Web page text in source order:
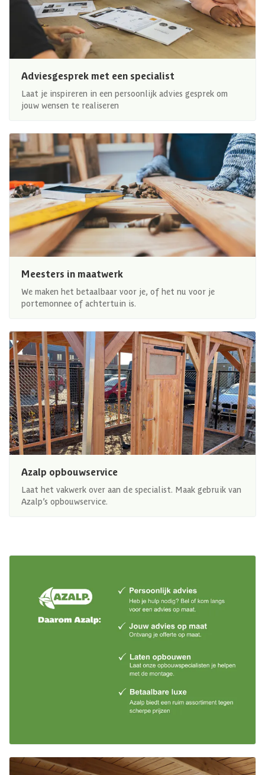
Adviesgesprek met een specialist
Laat je inspireren in een persoonlijk advies gesprek om
jouw wensen te realiseren
Meesters in maatwerk
We maken het betaalbaar voor je, of het nu voor je
portemonnee of achtertuin is.
Azalp opbouwservice
Laat het vakwerk over aan de specialist. Maak gebruik van
Azalp’s opbouwservice.